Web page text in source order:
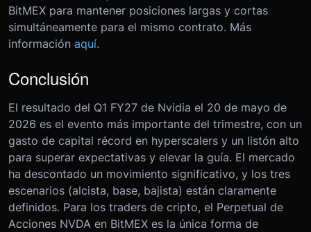
BitMEX para mantener posiciones largas y cortas
simultáneamente para el mismo contrato. Más
información aquí.
Conclusión
El resultado del Q1 FY27 de Nvidia el 20 de mayo de
2026 es el evento más importante del trimestre, con un
gasto de capital récord en hyperscalers y un listón alto
para superar expectativas y elevar la guía. El mercado
ha descontado un movimiento significativo, y los tres
escenarios (alcista, base, bajista) están claramente
definidos. Para los traders de cripto, el Perpetual de
Acciones NVDA en BitMEX es la única forma de